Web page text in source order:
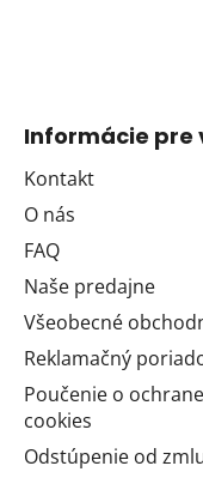
Informácie pre
Kontakt
O nás
FAQ
Naše predajne
Všeobecné
Reklamačný
Poučenie o
cookies
Odstúpenie od